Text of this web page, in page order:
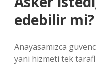
edebilir mi?
Anayasamızca
yani hizmeti tek